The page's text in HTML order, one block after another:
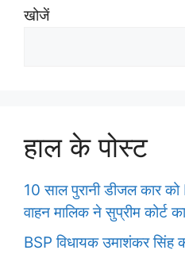
खोजें
हाल के पोस्ट
10 साल पुरानी डीजल कार को
वाहन मालिक ने सुप्रीम कोर्ट
BSP विधायक उमाशंकर सिंह